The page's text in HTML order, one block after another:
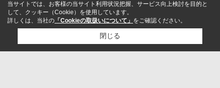
当サイトでは、お客様の当サイト利用状況把握、サービス向上検討を目的と
して、クッキー（Cookie）を使用しています。
詳しくは、当社の 「Cookieの取扱いについて」 をご確認ください。
閉じる